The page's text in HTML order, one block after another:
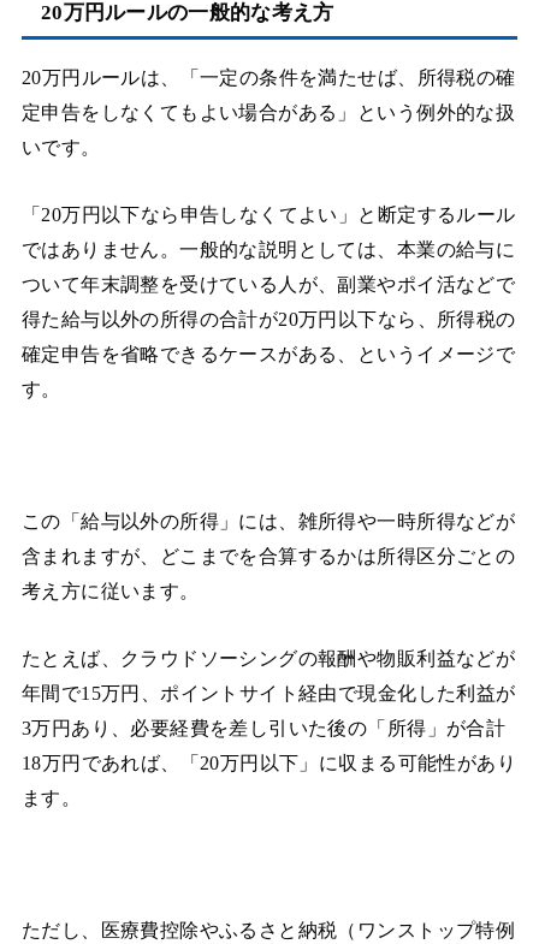
20万円ルールの一般的な考え方
20万円ルールは、「一定の条件を満たせば、所得税の確
定申告をしなくてもよい場合がある」という例外的な扱
いです。
「20万円以下なら申告しなくてよい」と断定するルール
ではありません。一般的な説明としては、本業の給与に
ついて年末調整を受けている人が、副業やポイ活などで
得た給与以外の所得の合計が20万円以下なら、所得税の
確定申告を省略できるケースがある、というイメージで
す。
この「給与以外の所得」には、雑所得や一時所得などが
含まれますが、どこまでを合算するかは所得区分ごとの
考え方に従います。
たとえば、クラウドソーシングの報酬や物販利益などが
年間で15万円、ポイントサイト経由で現金化した利益が
3万円あり、必要経費を差し引いた後の「所得」が合計
18万円であれば、「20万円以下」に収まる可能性があり
ます。
ただし、医療費控除やふるさと納税（ワンストップ特例